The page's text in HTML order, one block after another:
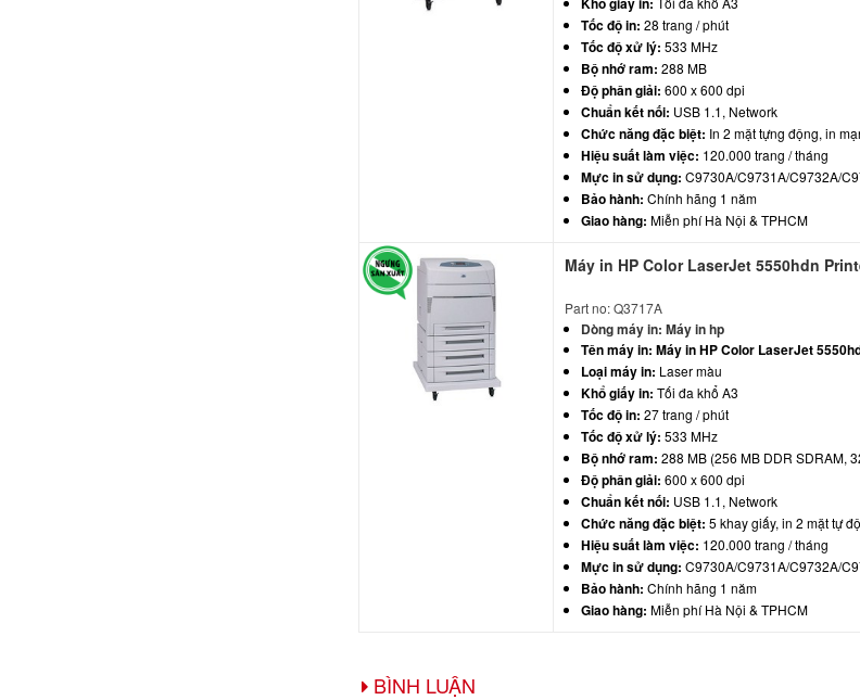
Tốc độ in: 28 trang / phút
Tốc độ xử lý: 533 MHz
Bộ nhớ ram: 288 MB
Độ phân giải: 600 x 600 dpi
Chuẩn kết nối: USB 1.1, Network
Chức năng đặc biệt: In 2 mặt tựng động, in
Hiệu suất làm việc: 120.000 trang / tháng
Mực in sử dụng: C9730A/C9731A/C9732A/
Bảo hành: Chính hãng 1 năm
Giao hàng: Miễn phí Hà Nội & TPHCM
Máy in HP Color LaserJet 5550hdn
Part no: Q3717A
Dòng máy in:Máy in hp
Tên máy in: Máy in HP Color LaserJet
Loại máy in: Laser màu
Khổ giấy in: Tối đa khổ A3
Tốc độ in: 27 trang / phút
Tốc độ xử lý: 533 MHz
Bộ nhớ ram: 288 MB (256 MB DDR SDRAM,
Độ phân giải: 600 x 600 dpi
Chuẩn kết nối: USB 1.1, Network
Chức năng đặc biệt: 5 khay giấy, in 2 mặt tự
Hiệu suất làm việc: 120.000 trang / tháng
Mực in sử dụng: C9730A/C9731A/C9732A/
Bảo hành: Chính hãng 1 năm
Giao hàng: Miễn phí Hà Nội & TPHCM
BÌNH LUẬN